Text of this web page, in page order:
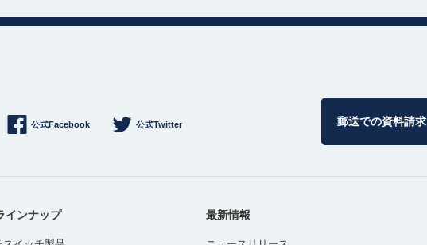
公式Facebook 公式Twitter 郵送での資料請求
インナップ 最新情報